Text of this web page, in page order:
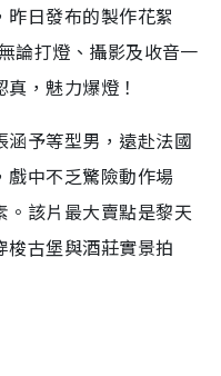
昨日發布的製作花絮
論打燈、攝影及收音一
，魅力爆燈！
涵予等型男，遠赴法國
戲中不乏驚險動作場
。該片最大賣點是黎天
古堡與酒莊實景拍